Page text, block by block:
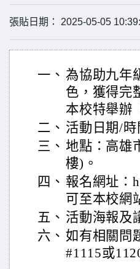
張貼日期： 2025-05-05
一、 為協助九年
色，獲得完
本校特舉辦
二、 活動日期/
三、 地點：高雄
樓)。
四、 報名網址：
可至本校網
五、 活動海報及
六、 如有相關問
#1115或